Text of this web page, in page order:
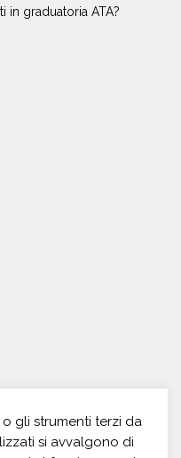
in graduatoria ATA?
gli strumenti terzi da
si avvalgono di